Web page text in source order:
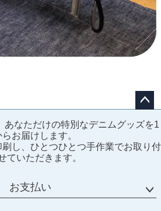
ジト
ップ
へ
あなただけの特別なデニムグッズを1
お届けします。
し、ひとつひとつ手作業でお取り付
ていただきます。
お支払い